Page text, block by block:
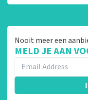
Nooit meer een
MELD JE AAN